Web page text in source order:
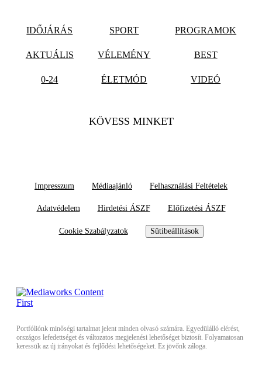
IDŐJÁRÁS SPORT PROGRAMOK
AKTUÁLIS VÉLEMÉNY BEST
0-24 ÉLETMÓD VIDEÓ
KÖVESS MINKET
Impresszum Médiaajánló Felhasználási Feltételek
Adatvédelem Hirdetési ÁSZF Előfizetési ÁSZF
Cookie Szabályzatok Sütibeállítások
Portfóliónk minőségi tartalmat jelent minden olvasó számára. Egyedülálló elérést,
országos lefedettséget és változatos megjelenési lehetőséget biztosít. Folyamatosan
keressük az új irányokat és fejlődési lehetőségeket. Ez jövőnk záloga.